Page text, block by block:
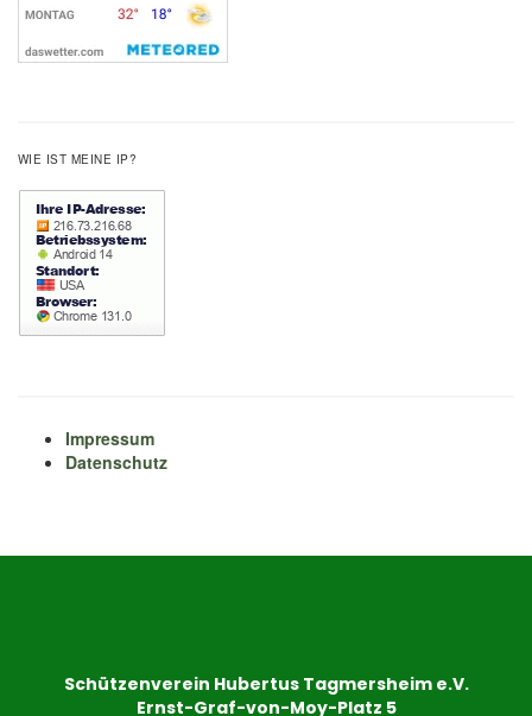
WIE IST MEINE IP?
Impressum
Datenschutz
Schützenverein Hubertus Tagmersheim e.V.
Ernst-Graf-von-Moy-Platz 5